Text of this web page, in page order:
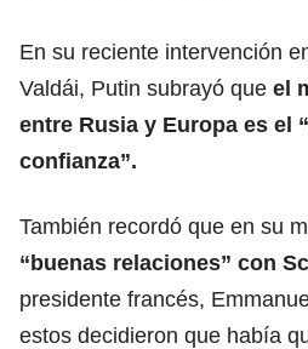
En su reciente intervención
Valdái, Putin subrayó que el
entre Rusia y Europa es el
confianza”.
También recordó que en su
“buenas relaciones” con
presidente francés,
estos decidieron que había